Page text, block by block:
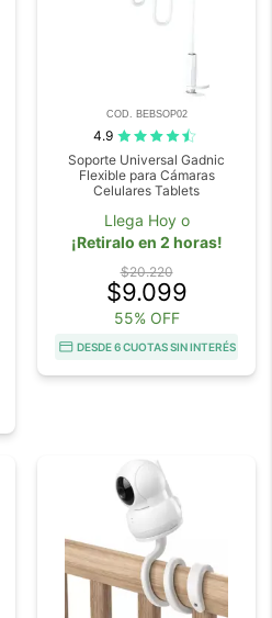
COD. BEBSOP02
4.9
Soporte Universal Gadnic
Flexible para Cámaras
Celulares Tablets
Llega Hoy o
¡Retiralo en 2 horas!
$20.220
$9.099
55% OFF
DESDE 6 CUOTAS SIN INTERÉS